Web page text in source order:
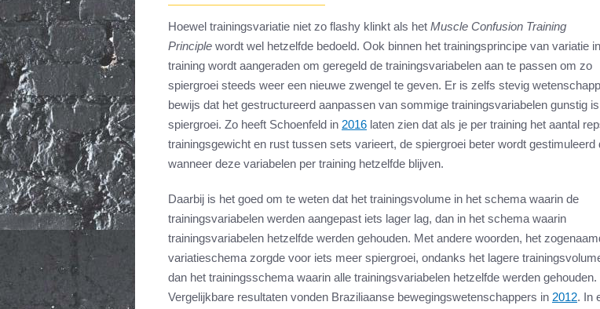
Hoewel trainingsvariatie niet zo flashy klinkt als het Muscle Confusion Training
Principle wordt wel hetzelfde bedoeld. Ook binnen het trainingsprincipe van variatie
training wordt aangeraden om geregeld de trainingsvariabelen aan te passen om zo
spiergroei steeds weer een nieuwe zwengel te geven. Er is zelfs stevig
bewijs dat het gestructureerd aanpassen van sommige trainingsvariabelen gunstig
spiergroei. Zo heeft Schoenfeld in 2016 laten zien dat als je per training het aantal
trainingsgewicht en rust tussen sets varieert, de spiergroei beter wordt gestimuleerd
wanneer deze variabelen per training hetzelfde blijven.
Daarbij is het goed om te weten dat het trainingsvolume in het schema waarin de
trainingsvariabelen werden aangepast iets lager lag, dan in het schema waarin
trainingsvariabelen hetzelfde werden gehouden. Met andere woorden, het
variatieschema zorgde voor iets meer spiergroei, ondanks het lagere
dan het trainingsschema waarin alle trainingsvariabelen hetzelfde werden gehouden.
Vergelijkbare resultaten vonden Braziliaanse bewegingswetenschappers in 2012. In